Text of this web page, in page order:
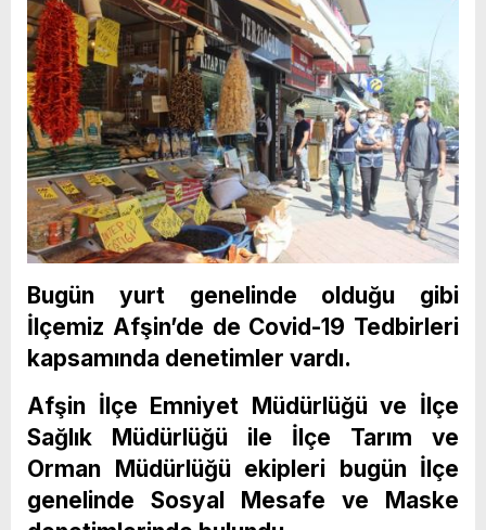
Bugün yurt genelinde olduğu gibi
İlçemiz Afşin’de de Covid-19 Tedbirleri
kapsamında denetimler vardı.
Afşin İlçe Emniyet Müdürlüğü ve İlçe
Sağlık Müdürlüğü ile İlçe Tarım ve
Orman Müdürlüğü ekipleri bugün İlçe
genelinde Sosyal Mesafe ve Maske